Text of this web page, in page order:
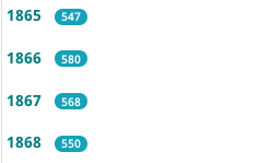
1865 547
1866 580
1867 568
1868 550